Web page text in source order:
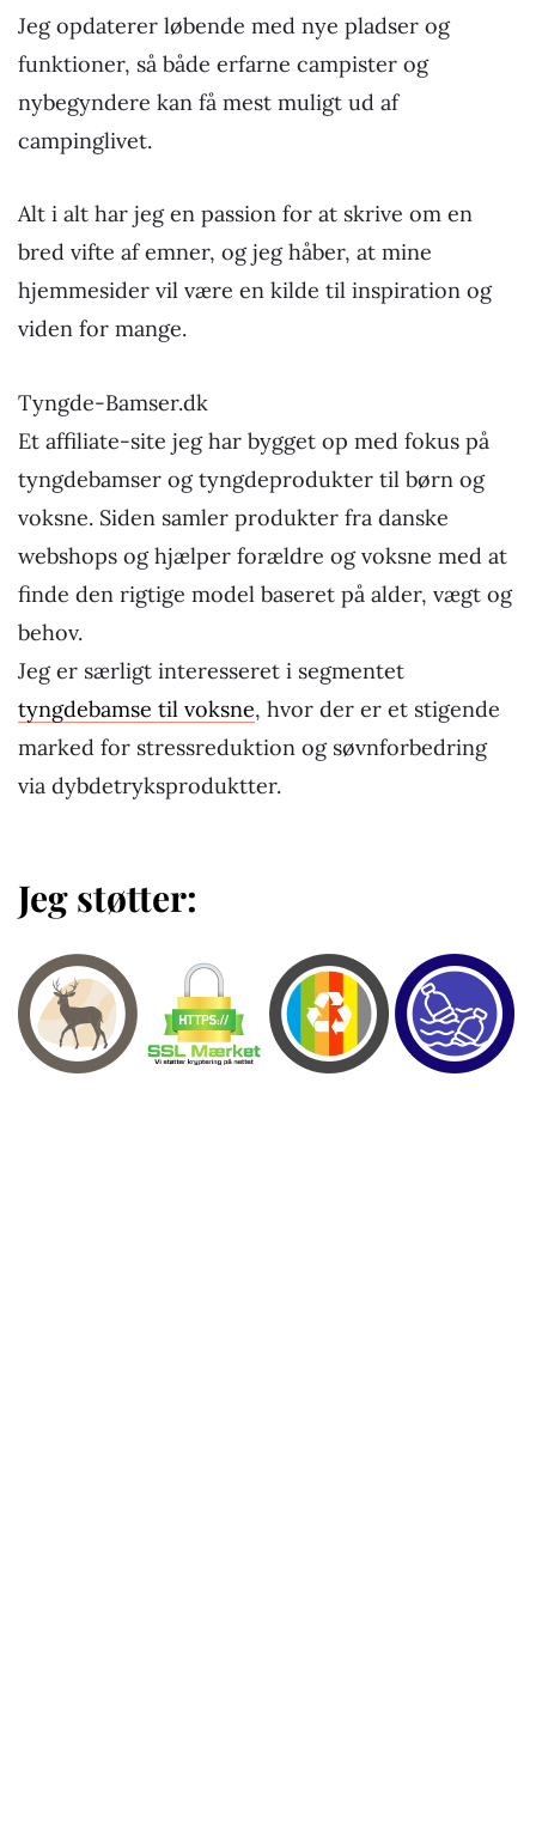
Jeg opdaterer løbende med nye pladser og
funktioner, så både erfarne campister og
nybegyndere kan få mest muligt ud af
campinglivet.
Alt i alt har jeg en passion for at skrive om en
bred vifte af emner, og jeg håber, at mine
hjemmesider vil være en kilde til inspiration og
viden for mange.
Tyngde-Bamser.dk
Et affiliate-site jeg har bygget op med fokus på
tyngdebamser og tyngdeprodukter til børn og
voksne. Siden samler produkter fra danske
webshops og hjælper forældre og voksne med at
finde den rigtige model baseret på alder, vægt og
behov.
Jeg er særligt interesseret i segmentet
tyngdebamse til voksne, hvor der er et stigende
marked for stressreduktion og søvnforbedring
via dybdetryksproduktter.
Jeg støtter: